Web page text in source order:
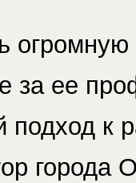
огромную
за ее
подход к
города